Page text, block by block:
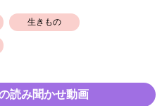
生きもの
読み聞かせ動画